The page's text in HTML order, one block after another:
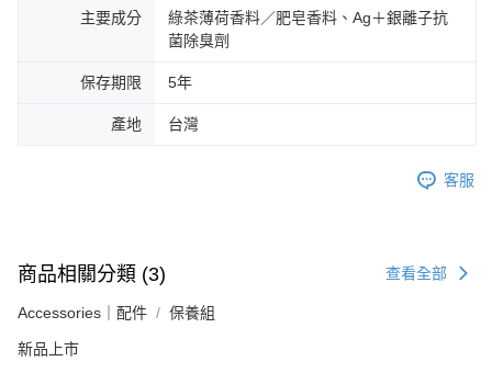
主要成分
綠茶薄荷香料／肥皂香料、Ag＋銀離子抗
菌除臭劑
保存期限 5年
產地 台灣
客服
商品相關分類 (3) 查看全部
Accessories｜配件 保養組
新品上市